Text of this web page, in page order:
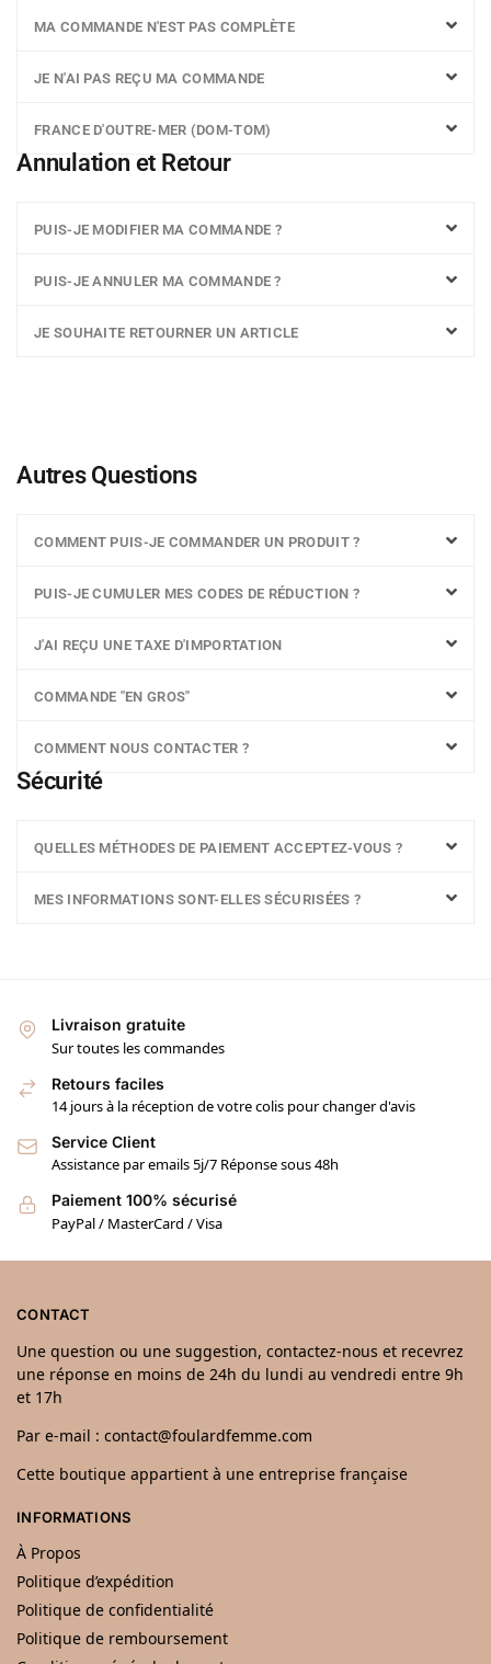
MA COMMANDE N'EST PAS COMPLÈTE
JE N'AI PAS REÇU MA COMMANDE
FRANCE D'OUTRE-MER (DOM-TOM)
Annulation et Retour
PUIS-JE MODIFIER MA COMMANDE ?
PUIS-JE ANNULER MA COMMANDE ?
JE SOUHAITE RETOURNER UN ARTICLE
Autres Questions
COMMENT PUIS-JE COMMANDER UN PRODUIT ?
PUIS-JE CUMULER MES CODES DE RÉDUCTION ?
J'AI REÇU UNE TAXE D'IMPORTATION
COMMANDE "EN GROS"
COMMENT NOUS CONTACTER ?
Sécurité
QUELLES MÉTHODES DE PAIEMENT ACCEPTEZ-VOUS ?
MES INFORMATIONS SONT-ELLES SÉCURISÉES ?
Livraison gratuite
Sur toutes les commandes
Retours faciles
14 jours à la réception de votre colis pour changer d'avis
Service Client
Assistance par emails 5j/7 Réponse sous 48h
Paiement 100% sécurisé
PayPal / MasterCard / Visa
CONTACT
Une question ou une suggestion, contactez-nous et recevrez
une réponse en moins de 24h du lundi au vendredi entre 9h
et 17h
Par e-mail : contact@foulardfemme.com
Cette boutique appartient à une entreprise française
INFORMATIONS
À Propos
Politique d’expédition
Politique de confidentialité
Politique de remboursement